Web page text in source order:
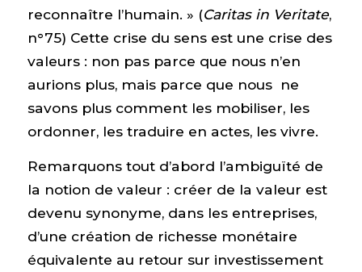
reconnaître l’humain. » (Caritas in Veritate,
n°75) Cette crise du sens est une crise des
valeurs : non pas parce que nous n’en
aurions plus, mais parce que nous ne
savons plus comment les mobiliser, les
ordonner, les traduire en actes, les vivre.
Remarquons tout d’abord l’ambiguïté de
la notion de valeur : créer de la valeur est
devenu synonyme, dans les entreprises,
d’une création de richesse monétaire
équivalente au retour sur investissement